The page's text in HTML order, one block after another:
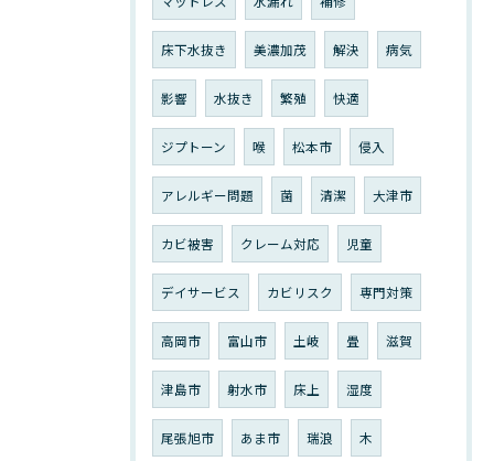
床下水抜き 美濃加茂 解決 病気
影響 水抜き 繁殖 快適
ジプトーン 喉 松本市 侵入
アレルギー問題 菌 清潔 大津市
カビ被害 クレーム対応 児童
デイサービス カビリスク 専門対策
高岡市 富山市 土岐 畳 滋賀
津島市 射水市 床上 湿度
尾張旭市 あま市 瑞浪 木